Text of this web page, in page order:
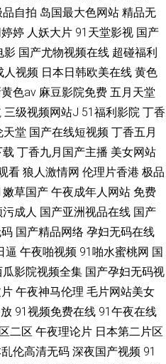
品自拍 岛国最大色网站 精品无
婷 人妖大片 91天堂影视 国产
影 国产尤物视频在线 超碰福利
人视频 日本日韩欧美在线 黄色
色av 麻豆影院免费 五月天堂
三级视频网站J 51福利影院 丁香
天堂 国产在线短视频 丁香五月
载 丁香九月国产主播 美女网站
看 狼人激情网 伦理片香港 极品
嫩草国产 午夜成年人网站 免费
成人 国产亚洲视品在线 国产
国产精品网络 孕妇无码在线
逼 午夜啪视频 91啪水蜜桃网 国
瓜影院视频全集 国产孕妇无码视
午夜神马伦理 毛片网站美女
91视频免费在线 91午夜在线
二区 午夜理论片 日本第二片区
伦高清无码 深夜国产视频 91